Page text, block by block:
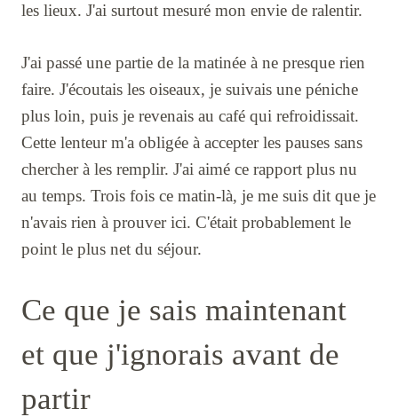
les lieux. J'ai surtout mesuré mon envie de ralentir.
J'ai passé une partie de la matinée à ne presque rien
faire. J'écoutais les oiseaux, je suivais une péniche
plus loin, puis je revenais au café qui refroidissait.
Cette lenteur m'a obligée à accepter les pauses sans
chercher à les remplir. J'ai aimé ce rapport plus nu
au temps. Trois fois ce matin-là, je me suis dit que je
n'avais rien à prouver ici. C'était probablement le
point le plus net du séjour.
Ce que je sais maintenant
et que j'ignorais avant de
partir